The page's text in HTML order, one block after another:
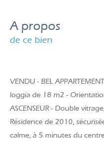
a propos
de ce bien
VENDU - BEL
loggia de 18 m2 -
ASCENSEUR - Double
Résidence de 2010,
calme, à 5 minutes du